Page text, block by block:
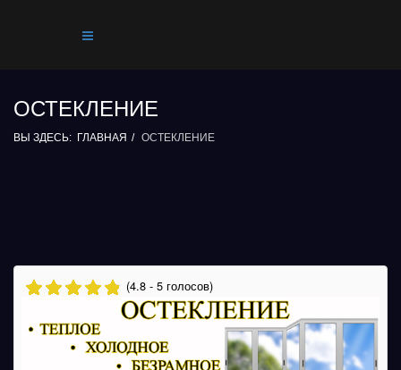
ОСТЕКЛЕНИЕ
ВЫ ЗДЕСЬ: ГЛАВНАЯ ОСТЕКЛЕНИЕ
(4.8 - 5 голосов)